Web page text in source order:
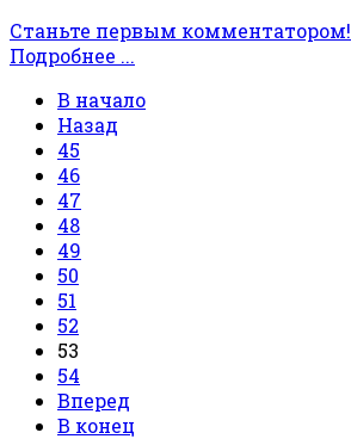
Станьте первым комментатором!
Подробнее ...
В начало
Назад
45
46
47
48
49
50
51
52
53
54
Вперед
В конец